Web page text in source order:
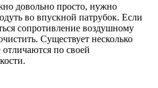
довольно просто, нужно
во впускной патрубок. Если
сопротивление воздушному
Существует несколько
по своей